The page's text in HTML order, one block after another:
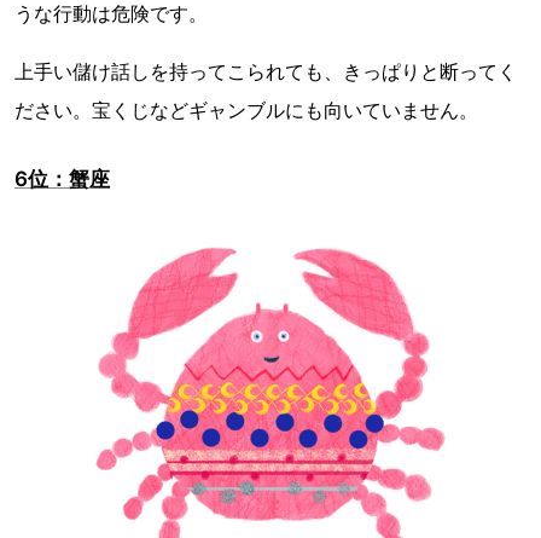
うな行動は危険です。
上手い儲け話しを持ってこられても、きっぱりと断ってく
ださい。宝くじなどギャンブルにも向いていません。
6位：蟹座